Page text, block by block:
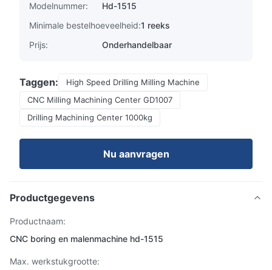
Modelnummer:
Hd-1515
Minimale bestelhoeveelheid:1 reeks
Prijs:
Onderhandelbaar
Taggen:
High Speed Drilling Milling Machine
CNC Milling Machining Center GD1007
Drilling Machining Center 1000kg
Nu aanvragen
Productgegevens
Productnaam:
CNC boring en malenmachine hd-1515
Max. werkstukgrootte: